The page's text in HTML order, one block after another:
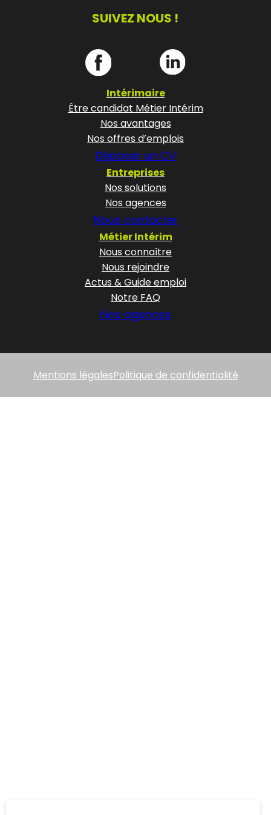
SUIVEZ NOUS !
Intérimaire
Être candidat Métier Intérim
Nos avantages
Nos offres d’emplois
Déposer un CV
Entreprises
Nos solutions
Nos agences
Nous contacter
Métier Intérim
Nous connaître
Nous rejoindre
Actus & Guide emploi
Notre FAQ
Nos agences
Mentions légalesPolitique de confidentialité